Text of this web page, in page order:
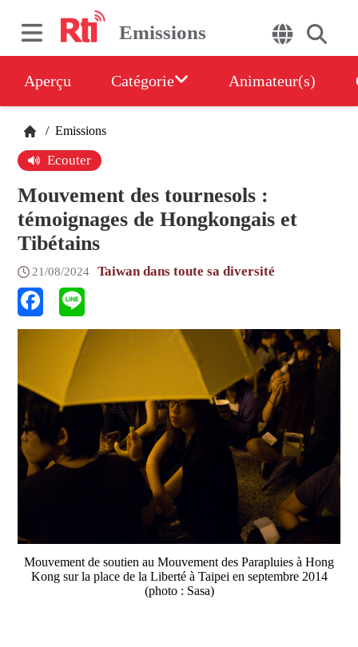
Emissions
Aperçu Catégorie Animateur(s)
/ Emissions
Ecouter
Mouvement des tournesols :
témoignages de Hongkongais et
Tibétains
21/08/2024 Taiwan dans toute sa diversité
Mouvement de soutien au Mouvement des Parapluies à Hong
Kong sur la place de la Liberté à Taipei en septembre 2014
(photo : Sasa)